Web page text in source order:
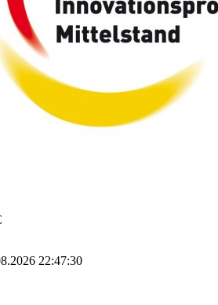
22:47:30